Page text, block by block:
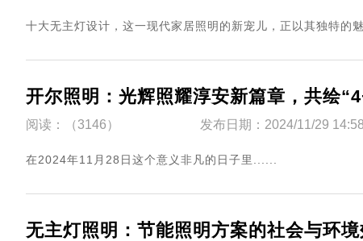
十大无主灯设计，这一现代家居照明的新宠儿，正以其独特的
开尔照明：光辉照耀淳安新篇章，共绘
阅读：（3146） 发布日期：2024/11/29 14:58
​在2024年11月28日这个意义非凡的日子里......
无主灯照明：节能照明方案的社会与环